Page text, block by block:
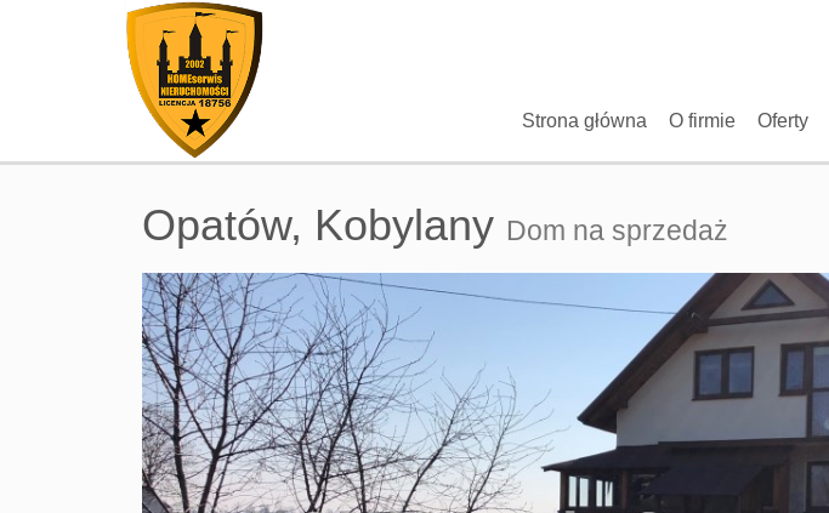
Strona główna O firmie Oferty
Opatów, Kobylany Dom na sprzedaż
+
−